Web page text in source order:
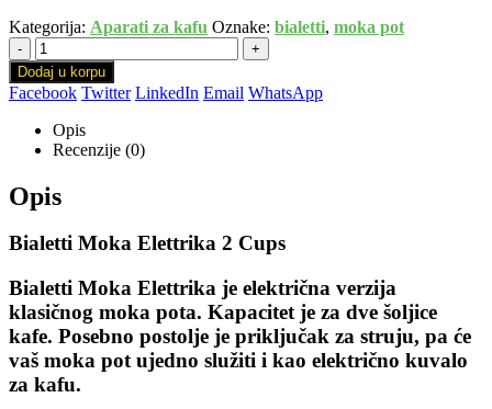
Kategorija: Aparati za kafu Oznake: bialetti, moka pot
-
+
Dodaj u korpu
Facebook Twitter LinkedIn Email WhatsApp
Opis
Recenzije (0)
Opis
Bialetti Moka Elettrika 2 Cups
Bialetti Moka Elettrika je električna verzija
klasičnog moka pota. Kapacitet je za dve šoljice
kafe. Posebno postolje je priključak za struju, pa će
vaš moka pot ujedno služiti i kao električno kuvalo
za kafu.